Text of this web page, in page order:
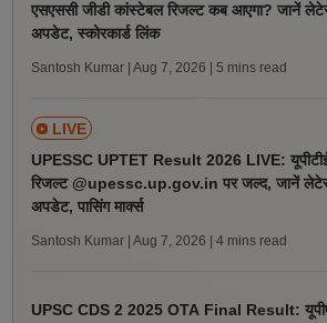
एसएससी जीडी कांस्टेबल रिजल्ट कब आएगा? जानें
अपडेट, स्कोरकार्ड लिंक
Santosh Kumar | Aug 7, 2026 | 5 mins read
LIVE
UPESSC UPTET Result 2026 LIVE:
रिजल्ट @upessc.up.gov.in पर जल्द, जानें
अपडेट, पासिंग मार्क्स
Santosh Kumar | Aug 7, 2026 | 4 mins read
UPSC CDS 2 2025 OTA Final Result: